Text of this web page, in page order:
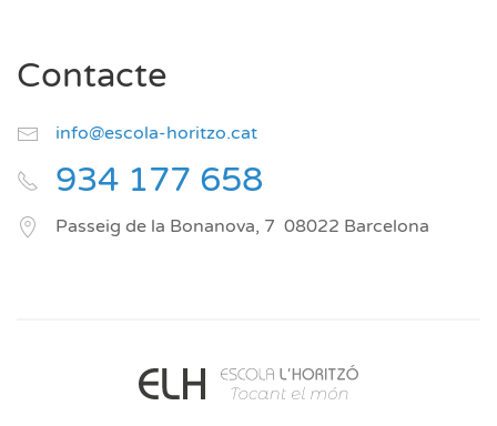
Contacte
info@escola-horitzo.cat
934 177 658
Passeig de la Bonanova, 7 08022 Barcelona